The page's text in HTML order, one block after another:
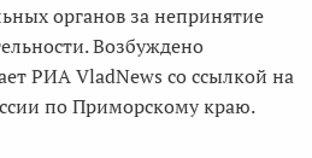
органов за непринятие
Возбуждено
РИА VladNews со ссылкой на
по Приморскому краю.